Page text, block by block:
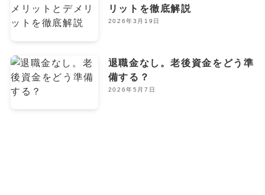
リットを徹底解説
2026年3月19日
退職金なし。老後資金をどう準
備する？
2026年5月7日